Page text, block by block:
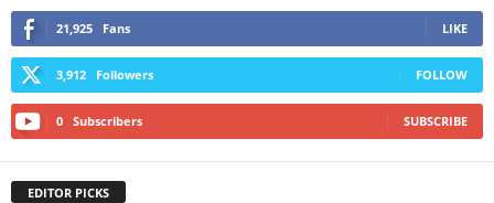
21,925 Fans LIKE
3,912 Followers FOLLOW
0 Subscribers SUBSCRIBE
EDITOR PICKS